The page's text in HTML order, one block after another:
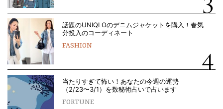
話題のUNIQLOのデニムジャケットを購入！春気
分投入のコーディネート
FASHION
当たりすぎて怖い！あなたの今週の運勢
（2/23〜3/1）を数秘術占いで占います
FORTUNE